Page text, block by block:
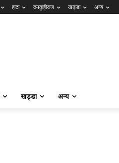
हाटा तमकुहीराज खड्डा अन्य
खड्डा अन्य